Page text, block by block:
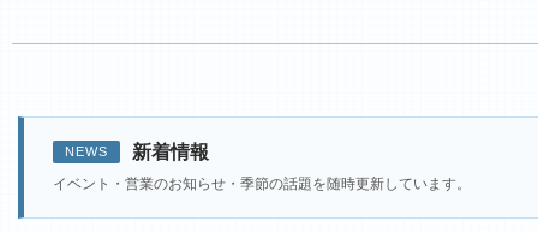
NEWS 新着情報
イベント・営業のお知らせ・季節の話題を随時更新しています。